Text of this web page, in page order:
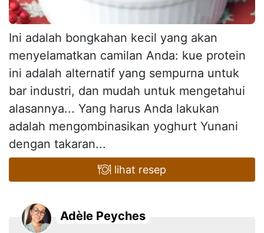
Ini adalah bongkahan kecil yang akan
menyelamatkan camilan Anda: kue protein
ini adalah alternatif yang sempurna untuk
bar industri, dan mudah untuk mengetahui
alasannya... Yang harus Anda lakukan
adalah mengombinasikan yoghurt Yunani
dengan takaran...
lihat resep
Adèle Peyches